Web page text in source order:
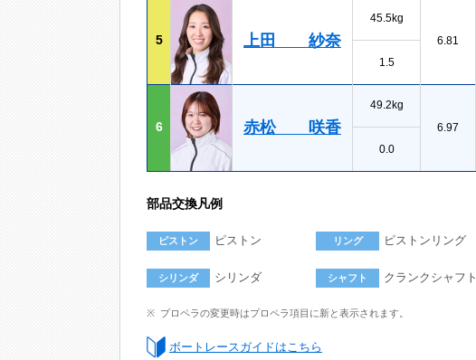
5 上田 紗奈
45.5kg
6.81
1.5
6 赤松 咲香
49.2kg
6.97
0.0
部品交換凡例
ピストン ピストン リング ピストンリング
シリンダ シリンダ シャフト クランクシャフト
プロペラの変更時はプロペラ項目に新と表示されます。
ボートレースガイドはこちら